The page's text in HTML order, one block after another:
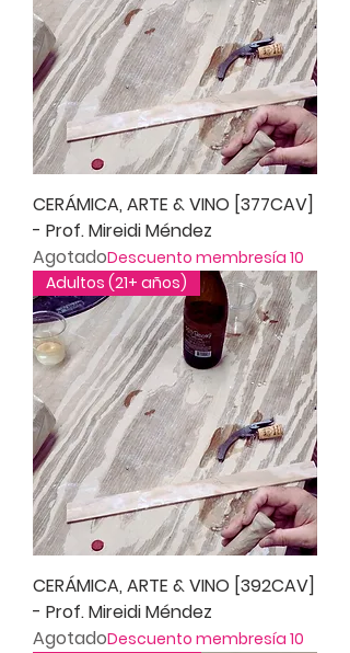
CERÁMICA, ARTE & VINO [377CAV]
- Prof. Mireidi Méndez
AgotadoDescuento membresía 10
Adultos (21+ años)
CERÁMICA, ARTE & VINO [392CAV]
- Prof. Mireidi Méndez
AgotadoDescuento membresía 10